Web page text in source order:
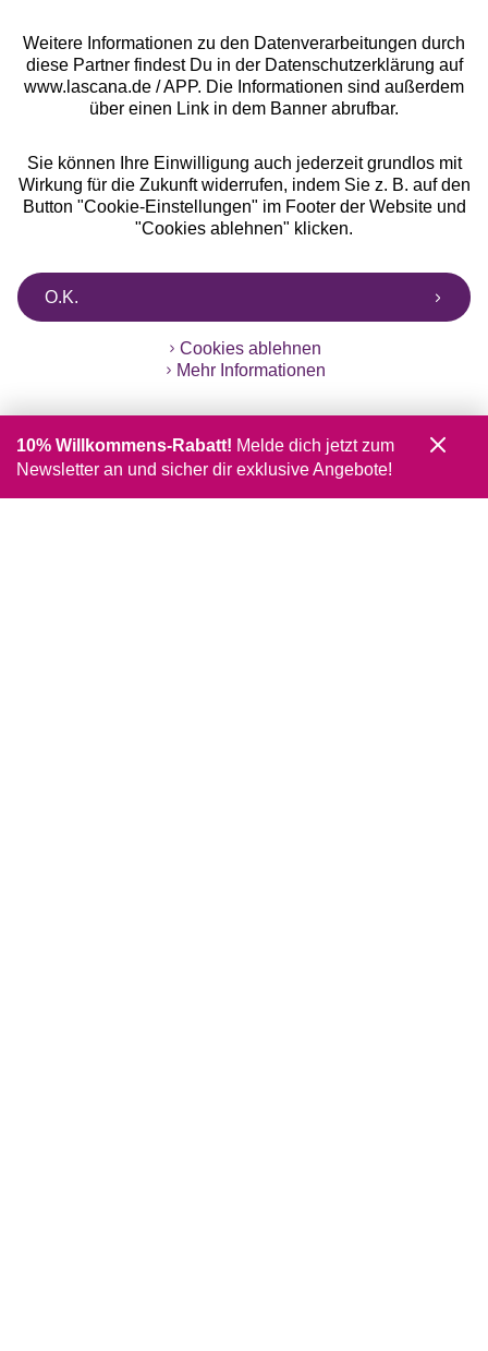
Weitere Informationen zu den Datenverarbeitungen durch
diese Partner findest Du in der Datenschutzerklärung auf
www.lascana.de / APP. Die Informationen sind außerdem
über einen Link in dem Banner abrufbar.
Sie können Ihre Einwilligung auch jederzeit grundlos mit
Wirkung für die Zukunft widerrufen, indem Sie z. B. auf den
Button "Cookie-Einstellungen" im Footer der Website und
"Cookies ablehnen" klicken.
O.K.
Cookies ablehnen
Mehr Informationen
10% Willkommens-Rabatt! Melde dich jetzt zum
Newsletter an und sicher dir exklusive Angebote!